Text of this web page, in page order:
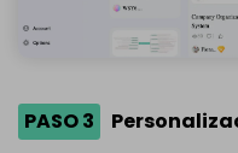
PASO 3